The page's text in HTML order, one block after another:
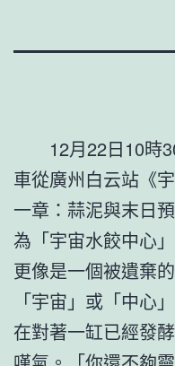
12月22日10時
車從廣州白云站《
一章：蒜泥與末日
為「宇宙水餃中心
更像是一個被遺棄
「宇宙」或「中心
在對著一缸已經發